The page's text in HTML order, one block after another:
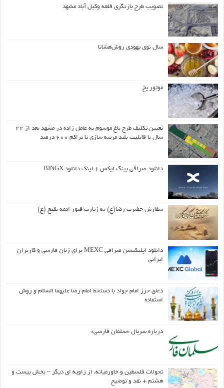
تصویب طرح بازنگری قلعه وکیل آباد مشهد
سال نوی یهودی روش‌هشانا
موتور یخ
تعیین تکلیف طرح باغ موسوم به عامل زاده در مشهد بعد از ۲۲
سال با قابلیت بلند مرتبه سازی تا تراکم ۶۰۰ درصد
دانلود صرافی بینگ ایکس + لینک دانلود BINGX
سفارش حضرت رضا(ع) به زیارت قبور ائمه بقیع (ع)
دانلود اپلیکیشن صرافی MEXC برای زبان فارسی و کاربران
ایرانی
دعای حرز امام جواد با دستخط امام رضا علیهما السلام و روش
استفاده
درباره سریال «سلمان فارسی»
تحولات فلسطین و خاورمیانه، از زاویه ای دیگر – بخش بیست و
هشتم + نقد و توضیح